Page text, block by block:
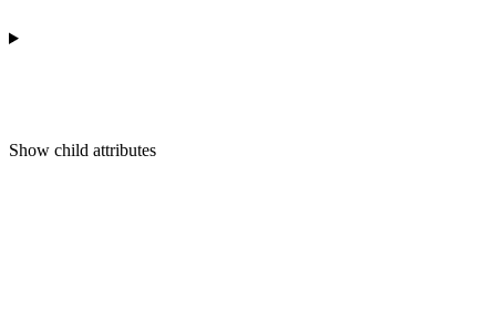
Show child attributes